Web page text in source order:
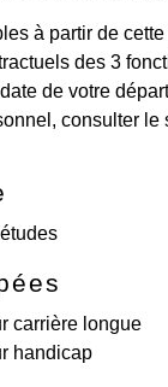
à partir de
des 3
de votre
consulter
carrière longue
handicap